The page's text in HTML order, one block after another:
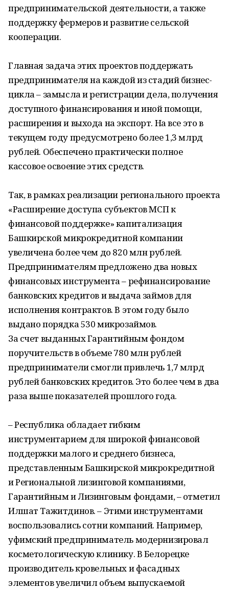
предпринимательской деятельности, а также
поддержку фермеров и развитие сельской
кооперации.
Главная задача этих проектов поддержать
предпринимателя на каждой из стадий бизнес-
цикла – замысла и регистрации дела, получения
доступного финансирования и иной помощи,
расширения и выхода на экспорт. На все это в
текущем году предусмотрено более 1,3 млрд
рублей. Обеспечено практически полное
кассовое освоение этих средств.
Так, в рамках реализации регионального проекта
«Расширение доступа субъектов МСП к
финансовой поддержке» капитализация
Башкирской микрокредитной компании
увеличена более чем до 820 млн рублей.
Предпринимателям предложено два новых
финансовых инструмента – рефинансирование
банковских кредитов и выдача займов для
исполнения контрактов. В этом году было
выдано порядка 530 микрозаймов.
За счет выданных Гарантийным фондом
поручительств в объеме 780 млн рублей
предприниматели смогли привлечь 1,7 млрд
рублей банковских кредитов. Это более чем в два
раза выше показателей прошлого года.
– Республика обладает гибким
инструментарием для широкой финансовой
поддержки малого и среднего бизнеса,
представленным Башкирской микрокредитной
и Региональной лизинговой компаниями,
Гарантийным и Лизинговым фондами, – отметил
Илшат Тажитдинов. – Этими инструментами
воспользовались сотни компаний. Например,
уфимский предприниматель модернизировал
косметологическую клинику. В Белорецке
производитель кровельных и фасадных
элементов увеличил объем выпускаемой